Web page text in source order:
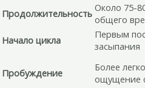
Продолжительность Около 75-
общего
Начало цикла
Первым
засыпания
Пробуждение
Более
ощущение